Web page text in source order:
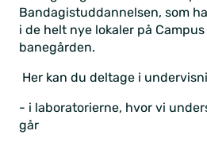
Bandagistuddannelsen, som
i de helt nye lokaler på
banegården.
Her kan du deltage i
- i laboratorierne, hvor vi
går